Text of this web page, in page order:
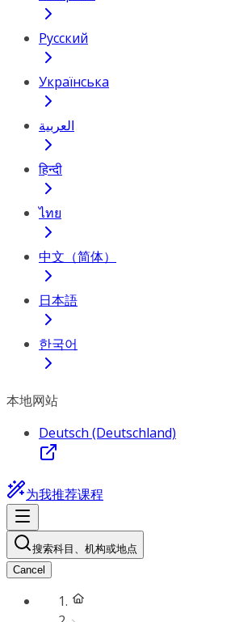
Русский
Українська
العربية
हिन्दी
ไทย
中文（简体）
日本語
한국어
本地网站
Deutsch (Deutschland)
为我推荐课程
搜索科目、机构或地点
Cancel